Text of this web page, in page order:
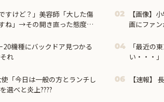
すけど？」美容師「大した傷
ね」→その開き直った態度に
02
【画像】
画にファ
機種にバックドア見つかる
れ
04
「最近の
い・・・」
使「今日は一般の方とランチし
選べと炎上????
06 【速報】